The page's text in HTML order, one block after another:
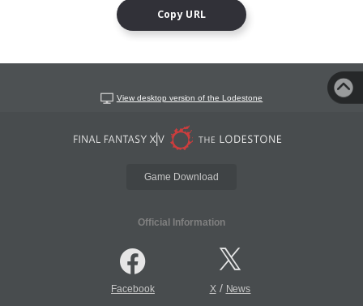
Copy URL
View desktop version of the Lodestone
Game Download
Official Information
Facebook X/ News